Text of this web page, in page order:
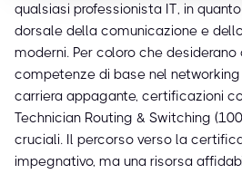
qualsiasi professionista IT, in
dorsale della comunicazione e
moderni. Per coloro che
competenze di base nel networking
carriera appagante, certificazioni
Technician Routing & Switching
cruciali. Il percorso verso la
impegnativo, ma una risorsa